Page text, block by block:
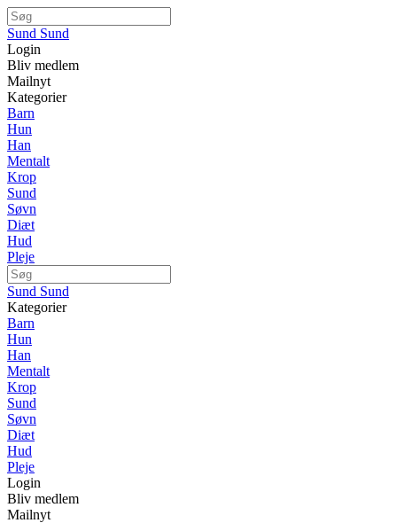
Sund Sund
Login
Bliv medlem
Mailnyt
Kategorier
Barn
Hun
Han
Mentalt
Krop
Sund
Søvn
Diæt
Hud
Pleje
Sund Sund
Kategorier
Barn
Hun
Han
Mentalt
Krop
Sund
Søvn
Diæt
Hud
Pleje
Login
Bliv medlem
Mailnyt